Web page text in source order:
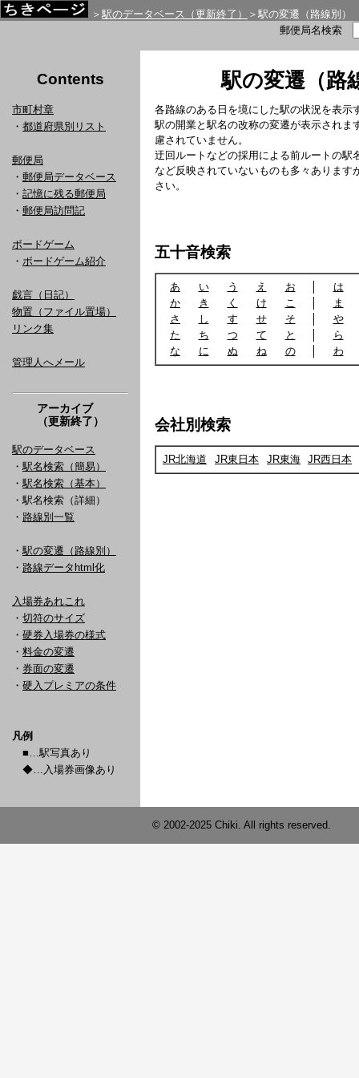
＞ 駅のデータベース（更新終了）
＞駅の変遷（路線別）
郵便局名検索
Contents
市町村章
・ 都道府県別リスト
郵便局
・ 郵便局データベース
・ 記憶に残る郵便局
・ 郵便局訪問記
ボードゲーム
・ ボードゲーム紹介
戯言（日記）
物置（ファイル置場）
リンク集
管理人へメール
アーカイブ
（更新終了）
駅のデータベース
・ 駅名検索（簡易）
・ 駅名検索（基本）
・駅名検索（詳細）
・ 路線別一覧
・ 駅の変遷（路線別）
・ 路線データhtml化
入場券あれこれ
・ 切符のサイズ
・ 硬券入場券の様式
・ 料金の変遷
・ 券面の変遷
・ 硬入プレミアの条件
凡例
■…駅写真あり
◆…入場券画像あり
駅の変遷（路
各路線のある日を境にした駅の状況を表示
駅の開業と駅名の改称の変遷が表示されま
慮されていません。
迂回ルートなどの採用による前ルートの駅
など反映されていないものも多々あります
さい。
五十音検索
あ い う え お
は
か
き く け こ
ま
さ
し す せ そ
や
た
ち つ て と
ら
な
に ぬ ね の わ
会社別検索
JR北海道 JR東日本 JR東海 JR西日本
© 2002-2025 Chiki. All rights reserved.